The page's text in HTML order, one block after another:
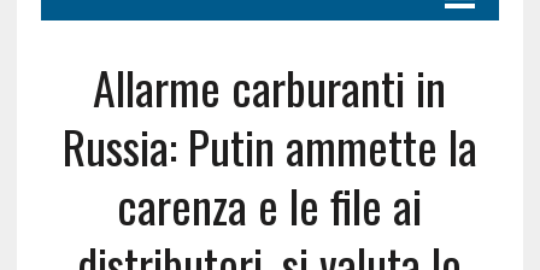
Allarme carburanti in
Russia: Putin ammette la
carenza e le file ai